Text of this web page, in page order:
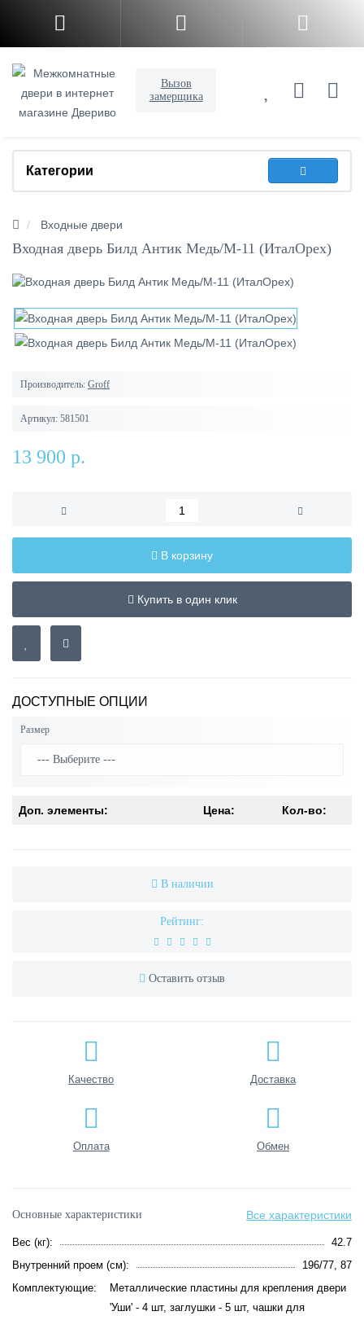
Вызов
замерщика
Категории
Входные двери
Входная дверь Билд Антик Медь/М-11 (ИталОрех)
Производитель: Groff
Артикул: 581501
13 900 р.
В корзину
Купить в один клик
ДОСТУПНЫЕ ОПЦИИ
Размер
Доп. элементы: Цена: Кол-во:
В наличии
Рейтинг:
Оставить отзыв
Качество Доставка
Оплата Обмен
Основные характеристики Все характеристики
Вес (кг):
42.7
Внутренний проем (см):
196/77, 87
Комплектующие:
Металлические пластины для крепления двери
'Уши' - 4 шт, заглушки - 5 шт, чашки для